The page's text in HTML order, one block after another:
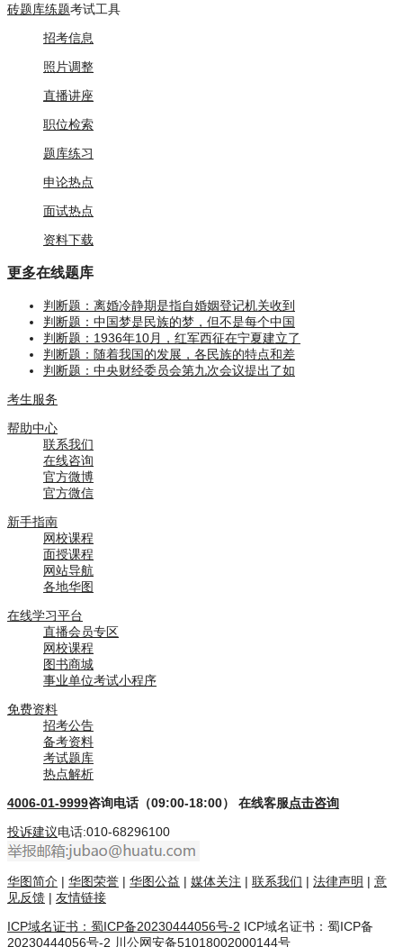
砖题库练题考试工具
招考信息
照片调整
直播讲座
职位检索
题库练习
申论热点
面试热点
资料下载
更多在线题库
判断题：离婚冷静期是指自婚姻登记机关收到
判断题：中国梦是民族的梦，但不是每个中国
判断题：1936年10月，红军西征在宁夏建立了
判断题：随着我国的发展，各民族的特点和差
判断题：中央财经委员会第九次会议提出了如
考生服务
帮助中心
联系我们
在线咨询
官方微博
官方微信
新手指南
网校课程
面授课程
网站导航
各地华图
在线学习平台
直播会员专区
网校课程
图书商城
事业单位考试小程序
免费资料
招考公告
备考资料
考试题库
热点解析
4006-01-9999咨询电话（09:00-18:00） 在线客服点击咨询
投诉建议电话:010-68296100
华图简介 | 华图荣誉 | 华图公益 | 媒体关注 | 联系我们 | 法律声明 | 意
见反馈 | 友情链接
ICP域名证书：蜀ICP备20230444056号-2 ICP域名证书：蜀ICP备
20230444056号-2 川公网安备51018002000144号